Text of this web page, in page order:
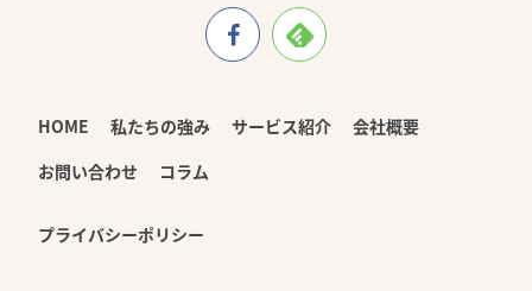
HOME 私たちの強み サービス紹介
会社概要
お問い合わせ
コラム
プライバシーポリシー